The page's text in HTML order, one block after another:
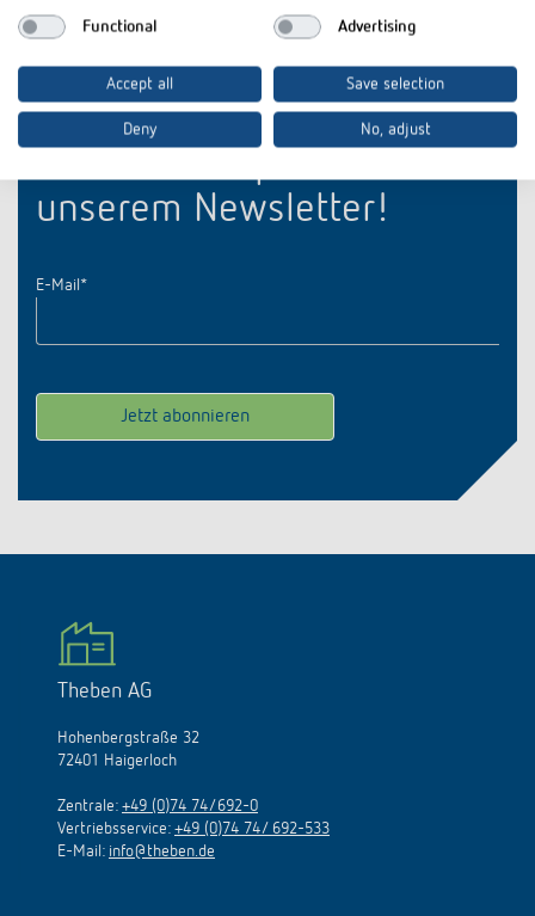
unserem Newsletter!
E-Mail *
Theben AG
Hohenbergstraße 32
72401 Haigerloch
Zentrale: +49 (0)74 74/692-0
Vertriebsservice: +49 (0)74 74/ 692-533
E-Mail: info@theben.de
Functional Advertising
Accept all Save selection
Deny No, adjust